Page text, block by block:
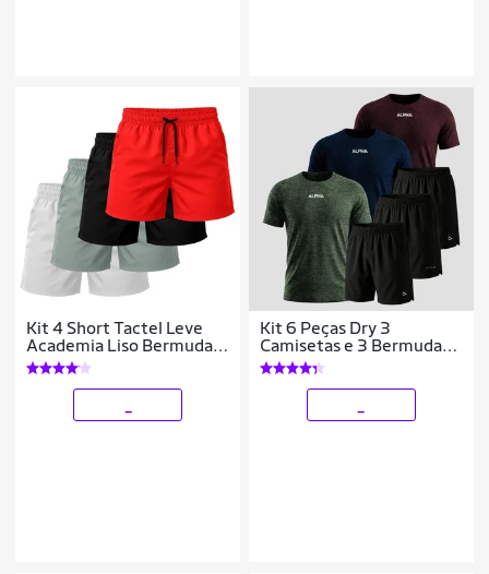
Kit 4 Short Tactel Leve
Academia Liso Bermuda
Masculina
Kit 6 Peças Dry 3
Camisetas e 3 Bermudas
Alpha